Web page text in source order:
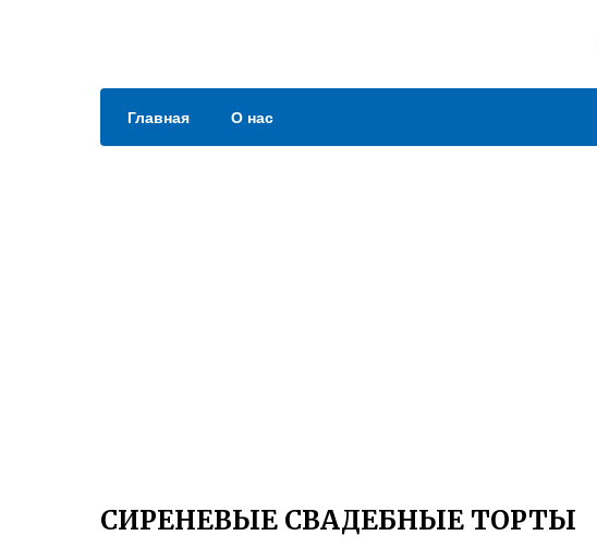
Главная О нас
СИРЕНЕВЫЕ СВАДЕБНЫЕ ТОРТЫ